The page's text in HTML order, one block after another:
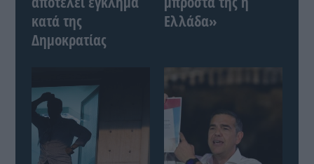
κατά της
Δημοκρατίας
Ελλάδα»